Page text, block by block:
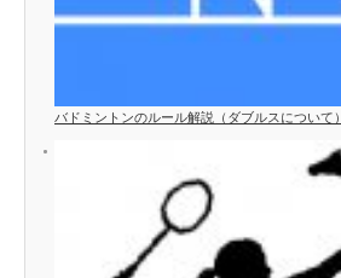
バドミントンのルール解説（ダブルスについて）